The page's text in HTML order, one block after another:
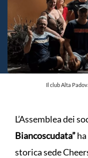
Il club Alta
L’Assemblea dei
Biancoscudata”
storica sede